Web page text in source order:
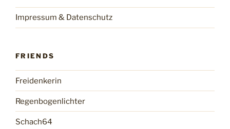
Impressum & Datenschutz
FRIENDS
Freidenkerin
Regenbogenlichter
Schach64